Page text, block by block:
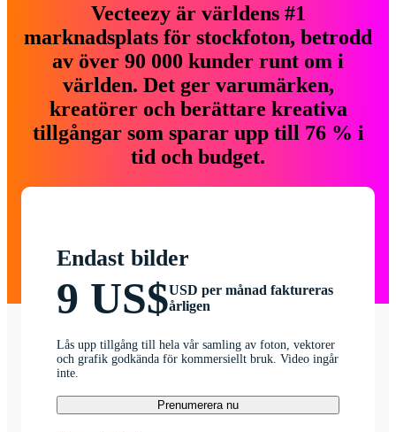
Vecteezy är världens #1
marknadsplats för stockfoton, betrodd
av över 90 000 kunder runt om i
världen. Det ger varumärken,
kreatörer och berättare kreativa
tillgångar som sparar upp till 76 % i
tid och budget.
Endast bilder
9 US$USD per månad faktureras
årligen
Lås upp tillgång till hela vår samling av foton, vektorer
och grafik godkända för kommersiellt bruk. Video ingår
inte.
Prenumerera nu